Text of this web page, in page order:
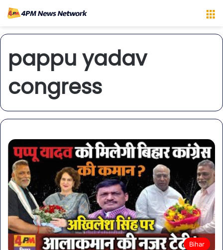
pappu yadav
congress
Bihar